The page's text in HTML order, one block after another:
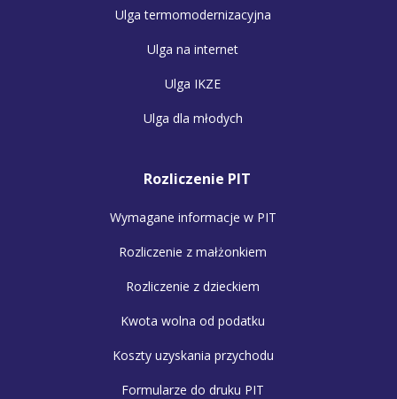
Ulga termomodernizacyjna
Ulga na internet
Ulga IKZE
Ulga dla młodych
Rozliczenie PIT
Wymagane informacje w PIT
Rozliczenie z małżonkiem
Rozliczenie z dzieckiem
Kwota wolna od podatku
Koszty uzyskania przychodu
Formularze do druku PIT